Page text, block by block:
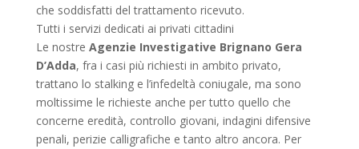
che soddisfatti del trattamento ricevuto.
Tutti i servizi dedicati ai privati cittadini
Le nostre Agenzie Investigative Brignano Gera
D’Adda, fra i casi più richiesti in ambito privato,
trattano lo stalking e l’infedeltà coniugale, ma sono
moltissime le richieste anche per tutto quello che
concerne eredità, controllo giovani, indagini difensive
penali, perizie calligrafiche e tanto altro ancora. Per